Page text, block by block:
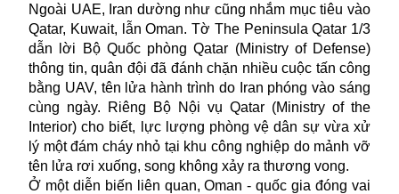
Ngoài UAE, Iran dường như cũng nhắm mục tiêu vào
Qatar, Kuwait, lẫn Oman. Tờ The Peninsula Qatar 1/3
dẫn lời Bộ Quốc phòng Qatar (Ministry of Defense)
thông tin, quân đội đã đánh chặn nhiều cuộc tấn công
bằng UAV, tên lửa hành trình do Iran phóng vào sáng
cùng ngày. Riêng Bộ Nội vụ Qatar (Ministry of the
Interior) cho biết, lực lượng phòng vệ dân sự vừa xử
lý một đám cháy nhỏ tại khu công nghiệp do mảnh vỡ
tên lửa rơi xuống, song không xảy ra thương vong.
Ở một diễn biến liên quan, Oman - quốc gia đóng vai